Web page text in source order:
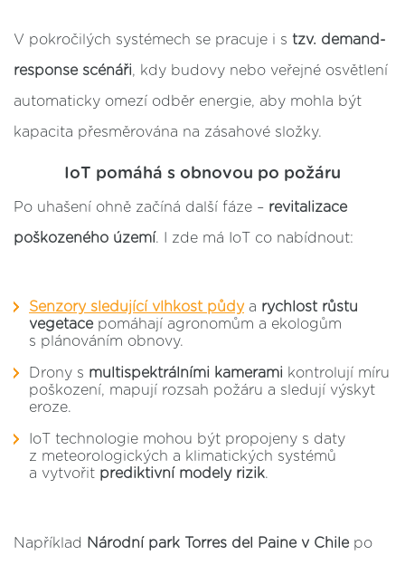
V pokročilých systémech se pracuje i s tzv. demand-
response scénáři, kdy budovy nebo veřejné osvětlení
automaticky omezí odběr energie, aby mohla být
kapacita přesměrována na zásahové složky.
IoT pomáhá s obnovou po požáru
Po uhašení ohně začíná další fáze – revitalizace
poškozeného území. I zde má IoT co nabídnout:
Senzory sledující vlhkost půdya rychlost růstu
vegetace pomáhají agronomům a ekologům
s plánováním obnovy.
Drony s multispektrálními kamerami kontrolují míru
poškození, mapují rozsah požáru a sledují výskyt
eroze.
IoT technologie mohou být propojeny s daty
z meteorologických a klimatických systémů
a vytvořit prediktivní modely rizik.
Například Národní park Torres del Paine v Chile po